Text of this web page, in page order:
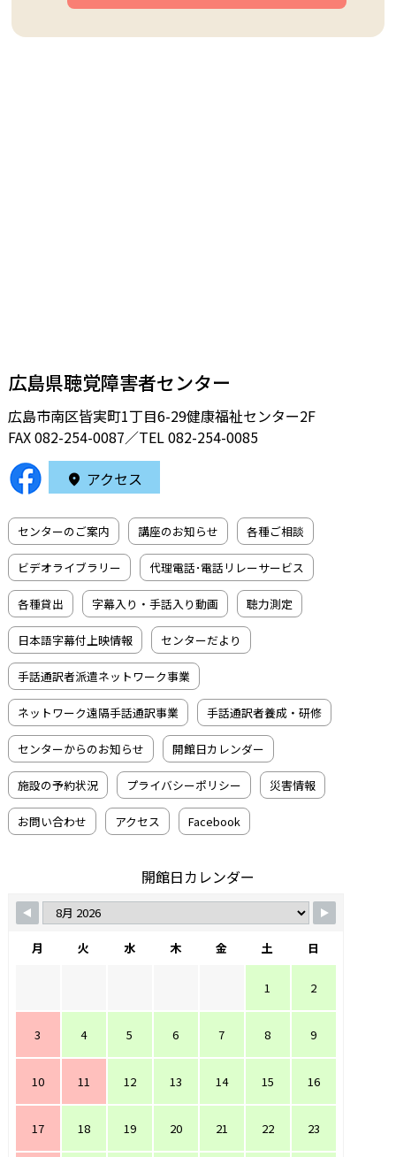
広島県聴覚障害者センター
広島市南区皆実町1丁目6-29健康福祉センター2F
FAX 082-254-0087／TEL082-254-0085
アクセス
センターのご案内 講座のお知らせ 各種ご相談
ビデオライブラリー 代理電話･電話リレーサービス
各種貸出 字幕入り・手話入り動画 聴力測定
日本語字幕付上映情報 センターだより
手話通訳者派遣ネットワーク事業
ネットワーク遠隔手話通訳事業 手話通訳者養成・研修
センターからのお知らせ 開館日カレンダー
施設の予約状況 プライバシーポリシー 災害情報
お問い合わせ アクセス Facebook
開館日カレンダー
月 火 水 木 金 土 日
1 2
3 4 5 6 7 8 9
10 11 12 13 14 15 16
17 18 19 20 21 22 23